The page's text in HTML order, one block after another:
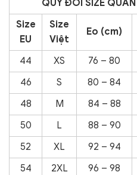
QUY ĐỔI SIZE
Size
EU
Size
Việt
Eo (cm)
44
XS 76 – 80
46
S 80 – 84
48
M 84 – 88
50
L 88 – 90
52
XL 92 – 94
54
2XL 96 – 98